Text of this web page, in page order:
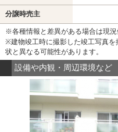
分譲時売主
※各種情報と差異がある場合は現況
※建物竣工時に撮影した竣工写真
状と異なる可能性があります。
設備や内観・周辺環境など